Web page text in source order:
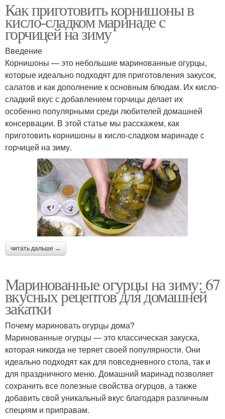
Как приготовить корнишоны в
кисло-сладком маринаде с
горчицей на зиму
Введение
Корнишоны — это небольшие маринованные огурцы,
которые идеально подходят для приготовления закусок,
салатов и как дополнение к основным блюдам. Их кисло-
сладкий вкус с добавлением горчицы делает их
особенно популярными среди любителей домашней
консервации. В этой статье мы расскажем, как
приготовить корнишоны в кисло-сладком маринаде с
горчицей на зиму.
читать дальше →
Маринованные огурцы на зиму: 67
вкусных рецептов для домашней
закатки
Почему мариновать огурцы дома?
Маринованные огурцы — это классическая закуска,
которая никогда не теряет своей популярности. Они
идеально подходят как для повседневного стола, так и
для праздничного меню. Домашний маринад позволяет
сохранить все полезные свойства огурцов, а также
добавить свой уникальный вкус благодаря различным
специям и приправам.